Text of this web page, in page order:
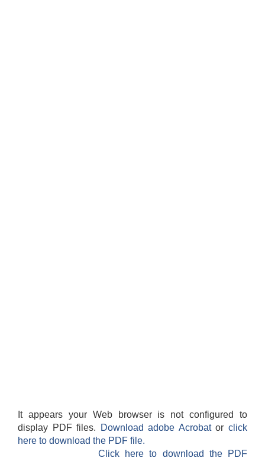
It appears your Web browser is not configured to
display PDF files.
Download adobe Acrobatorclick
here to download the PDF file.
Click here to download the PDF